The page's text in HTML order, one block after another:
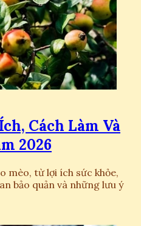
Cách Làm Và
2026
mèo, từ lợi ích sức khỏe,
bảo quản và những lưu ý